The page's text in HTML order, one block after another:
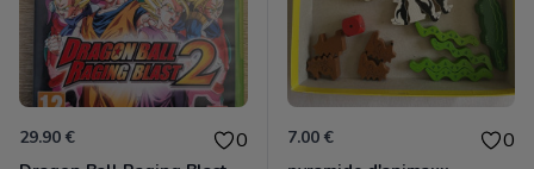
29.90 € 0 7.00 € 0